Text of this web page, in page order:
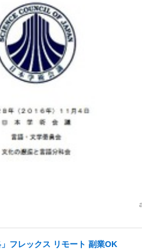
フレックス リモート 副業OK